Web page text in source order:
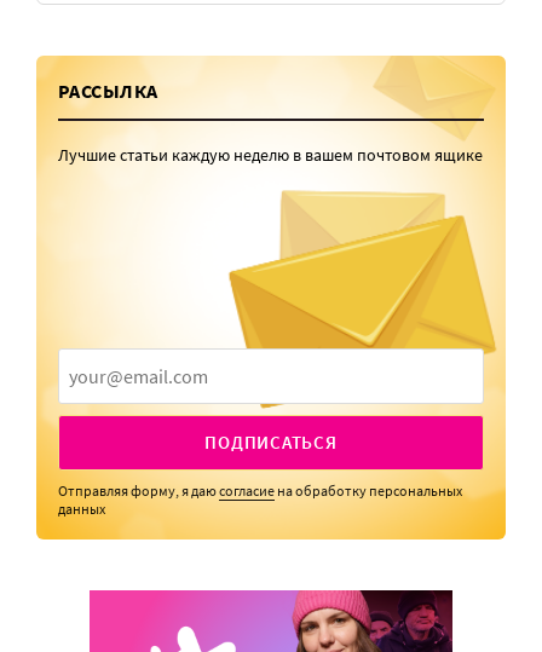
РАССЫЛКА
Лучшие статьи каждую неделю в вашем почтовом ящике
ПОДПИСАТЬСЯ
Отправляя форму, я даюсогласие на обработку персональных
данных